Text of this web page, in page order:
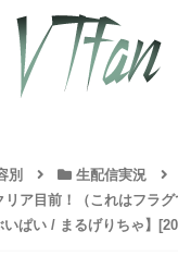
別
生配信実況
ア目前！（これはフラグ
いぱい / まるげりちゃ】